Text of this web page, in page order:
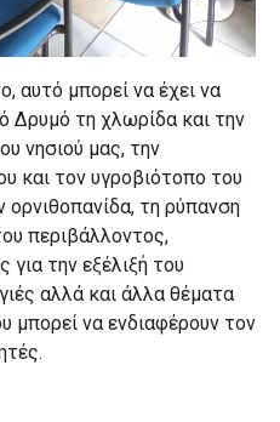
αυτό μπορεί να έχει να
Δρυμό τη χλωρίδα και την
νησιού μας, την
και τον υγροβιότοπο του
ορνιθοπανίδα, τη ρύπανση
περιβάλλοντος,
για την εξέλιξή του
αλλά και άλλα θέματα
μπορεί να ενδιαφέρουν τον